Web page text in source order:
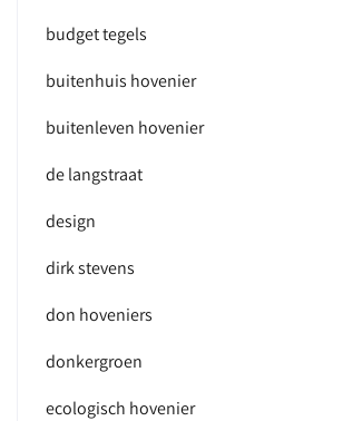
budget tegels
buitenhuis hovenier
buitenleven hovenier
de langstraat
design
dirk stevens
don hoveniers
donkergroen
ecologisch hovenier